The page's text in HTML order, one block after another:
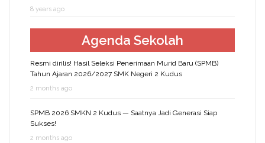
8 years ago
Agenda Sekolah
Resmi dirilis! Hasil Seleksi Penerimaan Murid Baru (SPMB)
Tahun Ajaran 2026/2027 SMK Negeri 2 Kudus
2 months ago
SPMB 2026 SMKN 2 Kudus — Saatnya Jadi Generasi Siap
Sukses!
2 months ago